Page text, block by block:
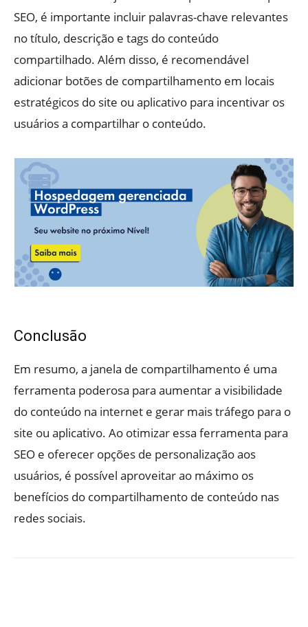
SEO, é importante incluir palavras-chave relevantes
no título, descrição e tags do conteúdo
compartilhado. Além disso, é recomendável
adicionar botões de compartilhamento em locais
estratégicos do site ou aplicativo para incentivar os
usuários a compartilhar o conteúdo.
Conclusão
Em resumo, a janela de compartilhamento é uma
ferramenta poderosa para aumentar a visibilidade
do conteúdo na internet e gerar mais tráfego para o
site ou aplicativo. Ao otimizar essa ferramenta para
SEO e oferecer opções de personalização aos
usuários, é possível aproveitar ao máximo os
benefícios do compartilhamento de conteúdo nas
redes sociais.